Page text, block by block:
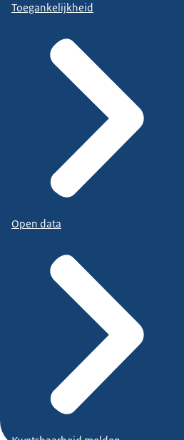
Toegankelijkheid
Open data